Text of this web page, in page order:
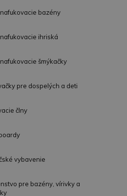
bazény
ihriská
šmýkačky
pre dospelých a deti
člny
vybavenie
pre bazény, vírivky a